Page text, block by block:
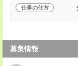
仕事の仕方
募集情報